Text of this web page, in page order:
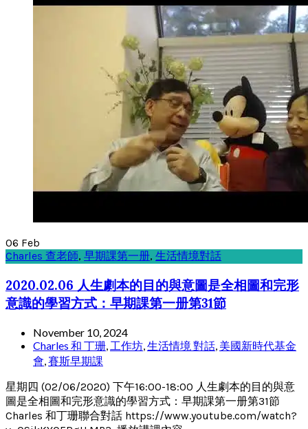
06 Feb
Charles 查老師, 早期課第一册, 生活情境對話
2020.02.06 人生劇本的目的與意圖是全相圖和完形
意識的學習方式：早期課第一册第31節
November 10, 2024
Charles 和 丁珊, 工作坊,生活情境 對話, 美國新時代基金
會,賽斯早期課
星期四 (02/06/2020) 下午16:00-18:00 人生劇本的目的與意
圖是全相圖和完形意識的學習方式：早期課第一册第31節
Charles 和丁珊聯合對話 https://www.youtube.com/watch?